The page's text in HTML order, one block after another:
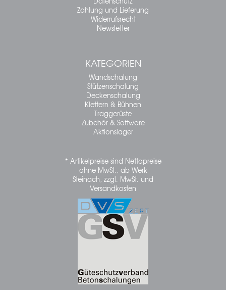
Zahlung und Lieferung
Widerrufsrecht
Newsletter
KATEGORIEN
Wandschalung
Stützenschalung
Deckenschalung
Klettern & Bühnen
Traggerüste
Zubehör & Software
Aktionslager
* Artikelpreise sind Nettopreise
ohne MwSt., ab Werk
Steinach, zzgl. MwSt. und
Versandkosten